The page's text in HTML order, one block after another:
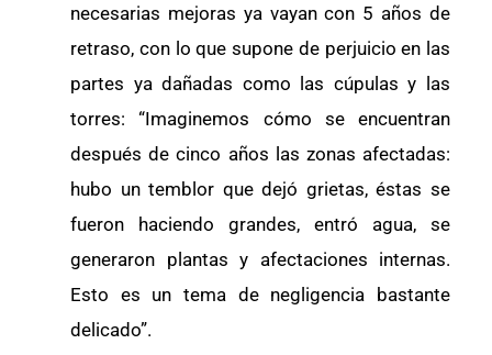
necesarias mejoras ya vayan con 5 años de
retraso, con lo que supone de perjuicio en las
partes ya dañadas como las cúpulas y las
torres: “Imaginemos cómo se encuentran
después de cinco años las zonas afectadas:
hubo un temblor que dejó grietas, éstas se
fueron haciendo grandes, entró agua, se
generaron plantas y afectaciones internas.
Esto es un tema de negligencia bastante
delicado”.